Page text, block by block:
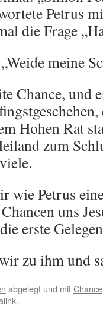
Petrus
die Frage
meine
Chance, und
Hohen Rat
zum
wie Petrus
uns
erste
zu ihm und
abgelegt und mitChance
.